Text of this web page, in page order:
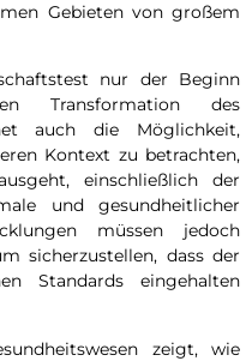
Gebieten von großem
nur der Beginn
Transformation des
auch die Möglichkeit,
Kontext zu betrachten,
einschließlich der
und gesundheitlicher
müssen jedoch
sicherzustellen, dass der
Standards eingehalten
zeigt, wie